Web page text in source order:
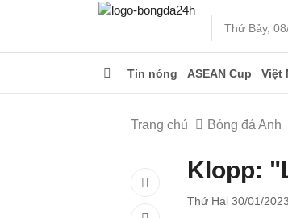
Thứ Bảy,
Tin nóng ASEAN Cup Việt
Trang chủ Bóng đá Anh
Klopp:
Thứ Hai 30/01/